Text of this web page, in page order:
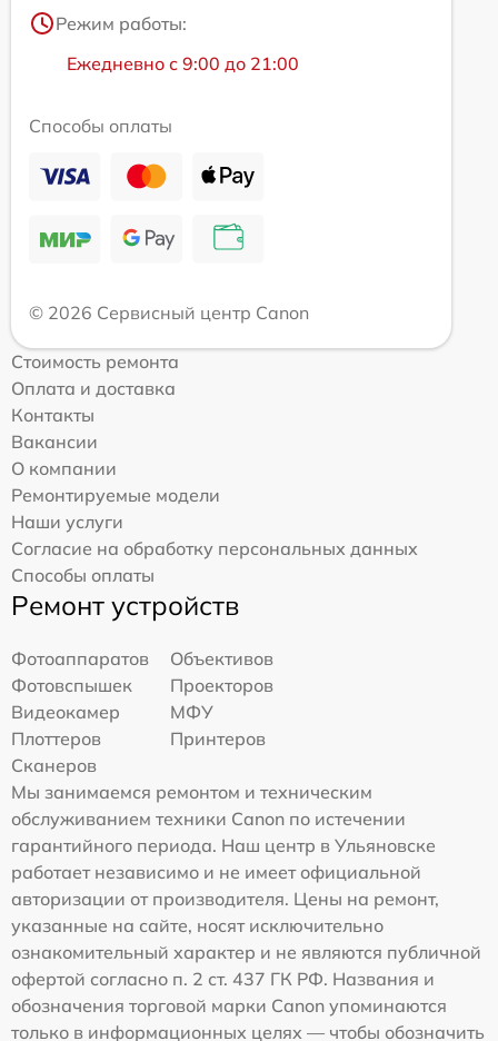
Режим работы:
Ежедневно с 9:00 до 21:00
Способы оплаты
© 2026 Сервисный центр Canon
Стоимость ремонта
Оплата и доставка
Контакты
Вакансии
О компании
Ремонтируемые модели
Наши услуги
Согласие на обработку персональных данных
Способы оплаты
Ремонт устройств
Фотоаппаратов
Объективов
Фотовспышек
Проекторов
Видеокамер
МФУ
Плоттеров
Принтеров
Сканеров
Мы занимаемся ремонтом и техническим
обслуживанием техники Canon по истечении
гарантийного периода. Наш центр в Ульяновске
работает независимо и не имеет официальной
авторизации от производителя. Цены на ремонт,
указанные на сайте, носят исключительно
ознакомительный характер и не являются публичной
офертой согласно п. 2 ст. 437 ГК РФ. Названия и
обозначения торговой марки Canon упоминаются
только в информационных целях — чтобы обозначить